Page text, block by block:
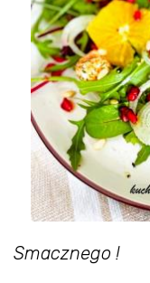
Smacznego !